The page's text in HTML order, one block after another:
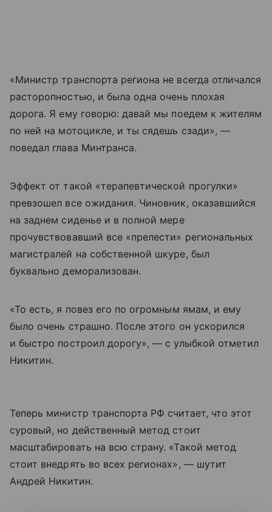
«Министр транспорта региона не всегда отличался
расторопностью, и была одна очень плохая
дорога. Я ему говорю: давай мы поедем к жителям
по ней на мотоцикле, и ты сядешь сзади», —
поведал глава Минтранса.
Эффект от такой «терапевтической прогулки»
превзошел все ожидания. Чиновник, оказавшийся
на заднем сиденье и в полной мере
прочувствовавший все «прелести» региональных
магистралей на собственной шкуре, был
буквально деморализован.
«То есть, я повез его по огромным ямам, и ему
было очень страшно. После этого он ускорился
и быстро построил дорогу», — с улыбкой отметил
Никитин.
Теперь министр транспорта РФ считает, что этот
суровый, но действенный метод стоит
масштабировать на всю страну. «Такой метод
стоит внедрять во всех регионах», — шутит
Андрей Никитин.